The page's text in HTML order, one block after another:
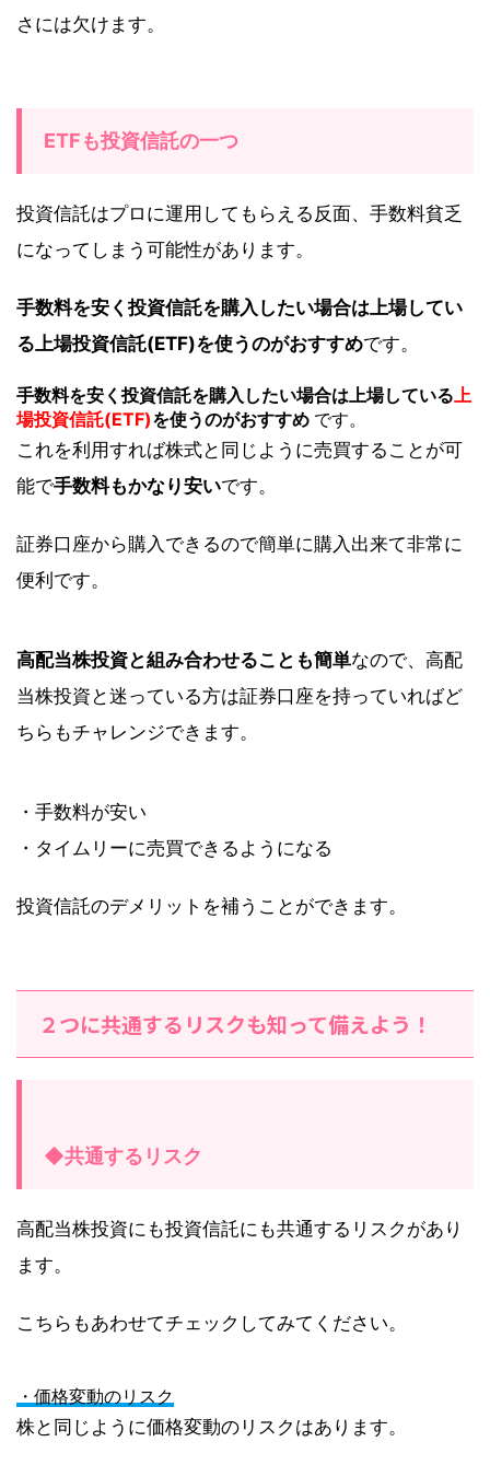
さには欠けます。
ETFも投資信託の一つ
投資信託はプロに運用してもらえる反面、手数料貧乏
になってしまう可能性があります。
手数料を安く投資信託を購入したい場合は上場してい
る上場投資信託(ETF)を使うのがおすすめです。
手数料を安く投資信託を購入したい場合は上場している上
場投資信託(ETF)を使うのがおすすめ です。
これを利用すれば株式と同じように売買することが可
能で手数料もかなり安いです。
証券口座から購入できるので簡単に購入出来て非常に
便利です。
高配当株投資と組み合わせることも簡単なので、高配
当株投資と迷っている方は証券口座を持っていればど
ちらもチャレンジできます。
・手数料が安い
・タイムリーに売買できるようになる
投資信託のデメリットを補うことができます。
２つに共通するリスクも知って備えよう！
◆共通するリスク
高配当株投資にも投資信託にも共通するリスクがあり
ます。
こちらもあわせてチェックしてみてください。
・価格変動のリスク
株と同じように価格変動のリスクはあります。